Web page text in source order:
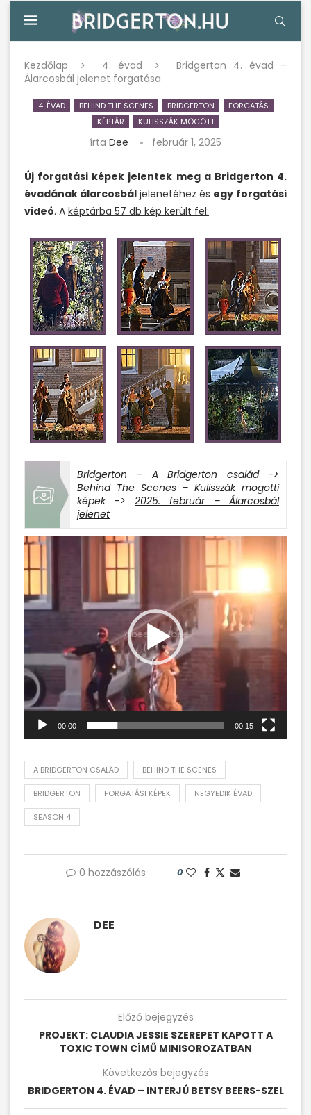
Kezdőlap 4. évad
Bridgerton 4. évad –
Álarcosbál jelenet forgatása
4. ÉVAD BEHIND THE SCENES BRIDGERTON
FORGATÁS
KÉPTÁR
KULISSZÁK MÖGÖTT
írta Dee február 1, 2025
Új forgatási képek jelentek meg a Bridgerton 4.
évadának álarcosbál jelenetéhez és egy forgatási
videó. A képtárba 57 db kép került fel:
Bridgerton – A Bridgerton család ->
Behind The Scenes – Kulisszák mögötti
képek -> 2025. február – Álarcosbál
jelenet
Videólejátszó
00:00 00:15
A BRIDGERTON CSALÁD BEHIND THE SCENES
BRIDGERTON FORGATÁSI KÉPEK NEGYEDIK ÉVAD
SEASON 4
0 hozzászólás 0
DEE
Előző bejegyzés
PROJEKT: CLAUDIA JESSIE SZEREPET KAPOTT A
TOXIC TOWN CÍMŰ MINISOROZATBAN
Következős bejegyzés
BRIDGERTON 4. ÉVAD – INTERJÚ BETSY BEERS-SZEL